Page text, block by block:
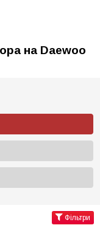
на Daewoo
Фільтри